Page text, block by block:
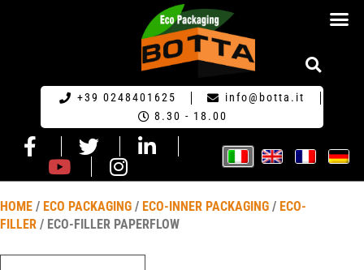
+39 0248401625
info@botta.it
8.30 - 18.00
HOME / ECO PACKAGING / ECO-INNER PACKAGING / ECO-
FILLER / ECO-FILLER PAPERFLOW